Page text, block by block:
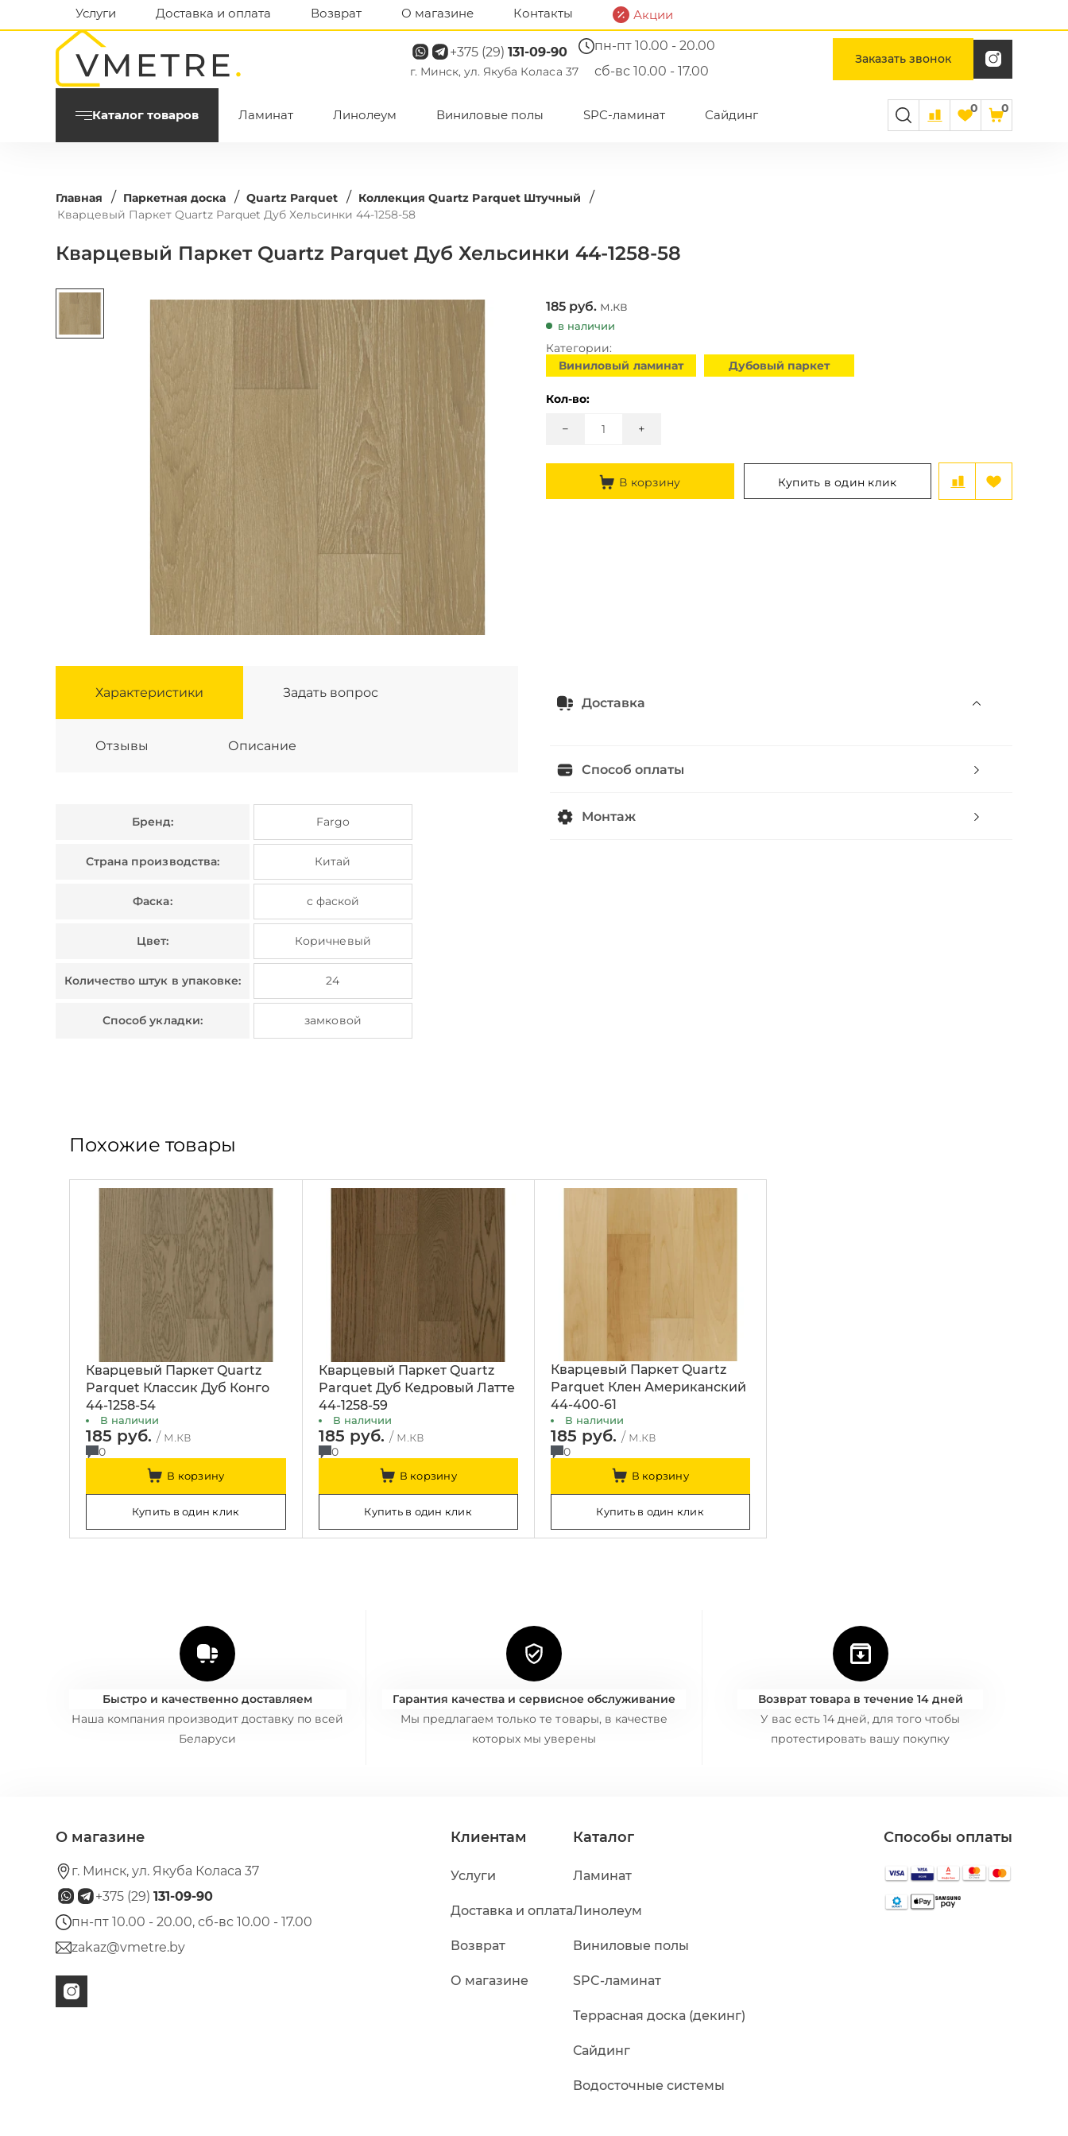
Услуги Доставка и оплата Возврат О магазине Контакты Акции
+375 (29)131-09-90
г. Минск, ул. Якуба Коласа 37
пн-пт 10.00 - 20.00
сб-вс 10.00 - 17.00
Заказать звонок
Каталог товаров Ламинат Линолеум Виниловые полы SPC-ламинат Сайдинг 0 0
Главная / Паркетная доска / Quartz Parquet / Коллекция Quartz Parquet Штучный /
Кварцевый Паркет Quartz Parquet Дуб Хельсинки 44-1258-58
Кварцевый Паркет Quartz Parquet Дуб Хельсинки 44-1258-58
185 руб. м.кв
в наличии
Категории:
Виниловый ламинат
Дубовый паркет
Кол-во:
+
−
В корзину Купить в один клик
Доставка
Способ оплаты
Монтаж
Характеристики Задать вопрос
Отзывы Описание
Бренд: Fargo
Страна производства: Китай
Фаска: с фаской
Цвет: Коричневый
Количество штук в упаковке: 24
Способ укладки: замковой
Похожие товары
Кварцевый Паркет Quartz
Parquet Классик Дуб Конго
44-1258-54
В наличии
185 руб./ м.кв
0
В корзину
Купить в один клик
Кварцевый Паркет Quartz
Parquet Дуб Кедровый Латте
44-1258-59
В наличии
185 руб. / м.кв
0
В корзину
Купить в один клик
Кварцевый Паркет Quartz
Parquet Клен Американский
44-400-61
В наличии
185 руб./ м.кв
0
В корзину
Купить в один клик
Быстро и качественно доставляем
Наша компания производит доставку по всей
Беларуси
Гарантия качества и сервисное обслуживание
Мы предлагаем только те товары, в качестве
которых мы уверены
Возврат товара в течение 14 дней
У вас есть 14 дней, для того чтобы
протестировать вашу покупку
О магазине
г. Минск, ул. Якуба Коласа 37
+375 (29)131-09-90
пн-пт 10.00 - 20.00, сб-вс 10.00 - 17.00
zakaz@vmetre.by
Клиентам
Услуги
Доставка и оплата
Возврат
О магазине
Каталог
Ламинат
Линолеум
Виниловые полы
SPC-ламинат
Террасная доска (декинг)
Сайдинг
Водосточные системы
Способы оплаты